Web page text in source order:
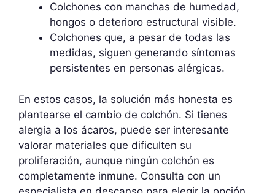
Colchones con manchas de humedad,
hongos o deterioro estructural visible.
Colchones que, a pesar de todas las
medidas, siguen generando síntomas
persistentes en personas alérgicas.
En estos casos, la solución más honesta es
plantearse el cambio de colchón. Si tienes
alergia a los ácaros, puede ser interesante
valorar materiales que dificulten su
proliferación, aunque ningún colchón es
completamente inmune. Consulta con un